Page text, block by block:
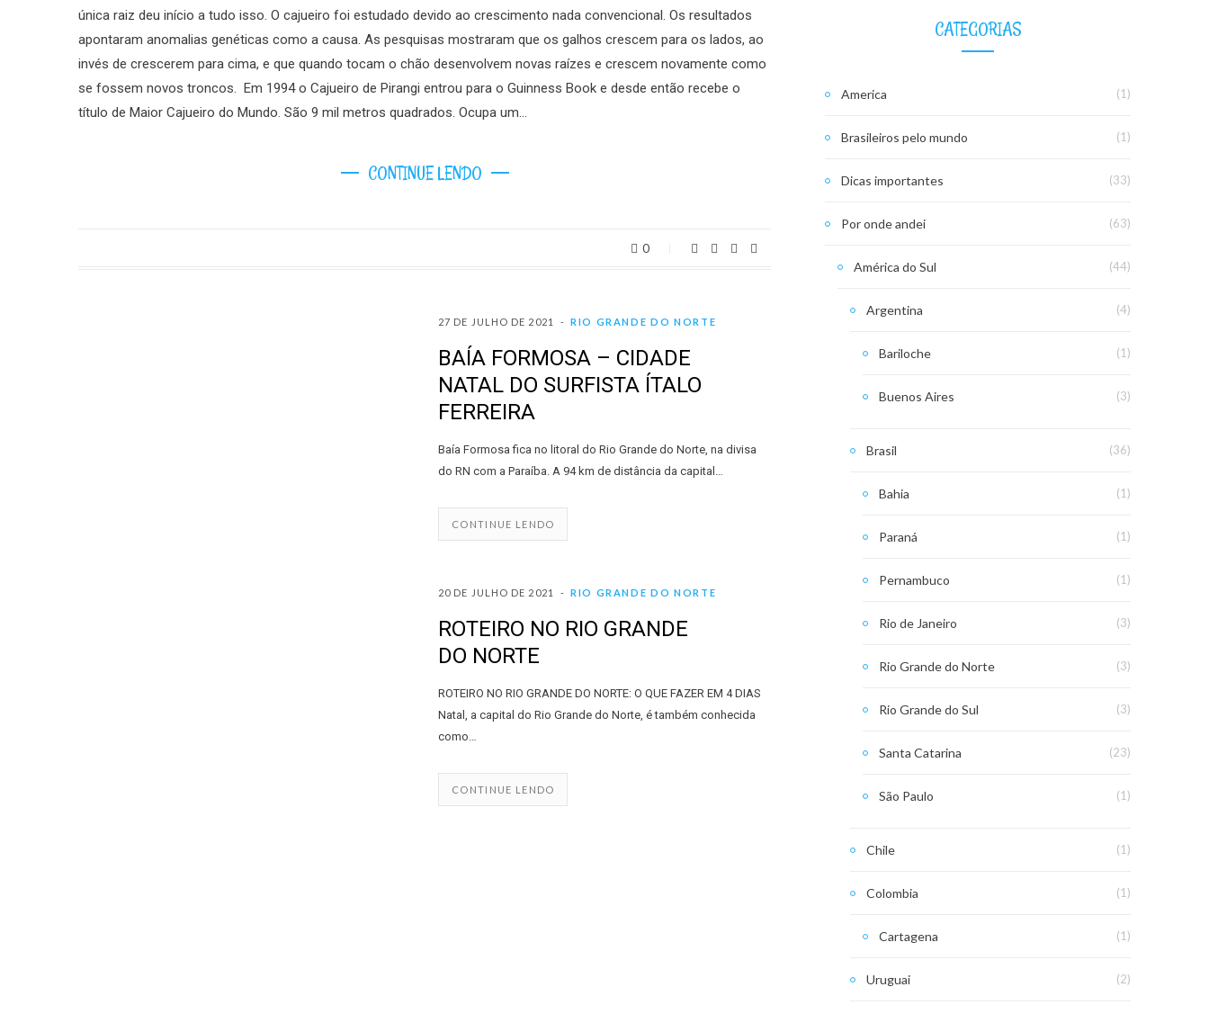
única raiz deu início a tudo isso. O cajueiro foi estudado devido ao crescimento nada convencional. Os resultados
apontaram anomalias genéticas como a causa. As pesquisas mostraram que os galhos crescem para os lados, ao
invés de crescerem para cima, e que quando tocam o chão desenvolvem novas raízes e crescem novamente como
se fossem novos troncos. Em 1994 o Cajueiro de Pirangi entrou para o Guinness Book e desde então recebe o
título de Maior Cajueiro do Mundo. São 9 mil metros quadrados. Ocupa um…
CONTINUE LENDO
0
RIO GRANDE DO NORTE
27 DE JULHO DE 2021
BAÍA FORMOSA – CIDADE
NATAL DO SURFISTA ÍTALO
FERREIRA
Baía Formosa fica no litoral do Rio Grande do Norte, na divisa
do RN com a Paraíba. A 94 km de distância da capital…
CONTINUE LENDO
RIO GRANDE DO NORTE
20 DE JULHO DE 2021
ROTEIRO NO RIO GRANDE
DO NORTE
ROTEIRO NO RIO GRANDE DO NORTE: O QUE FAZER EM 4 DIAS
Natal, a capital do Rio Grande do Norte, é também conhecida
como…
CONTINUE LENDO
CATEGORIAS
America (1)
Brasileiros pelo mundo (1)
Dicas importantes (33)
Por onde andei (63)
América do Sul (44)
Argentina (4)
Bariloche (1)
Buenos Aires (3)
Brasil (36)
Bahia (1)
Paraná (1)
Pernambuco (1)
Rio de Janeiro (3)
Rio Grande do Norte (3)
Rio Grande do Sul (3)
Santa Catarina (23)
São Paulo (1)
Chile (1)
Colombia (1)
Cartagena (1)
Uruguai (2)